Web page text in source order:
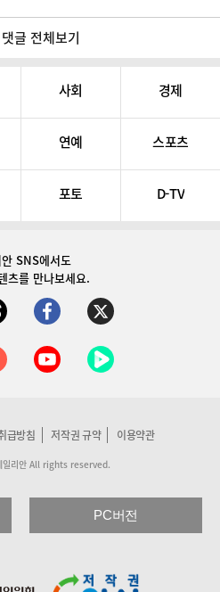
글 전체보기
사회 경제
연예 스포츠
포토 D-TV
SNS에서도
츠를 만나보세요.
급방침 저작권 규약 이용약관
리안 All rights reserved.
PC버전